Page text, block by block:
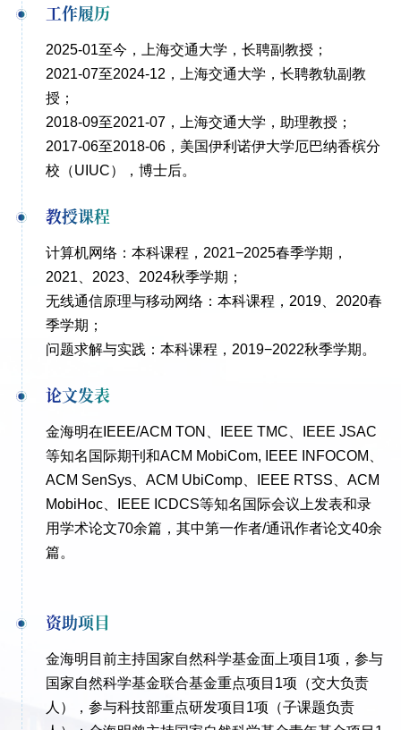
工作履历
2025-01至今，上海交通大学，长聘副教授；
2021-07至2024-12，上海交通大学，长聘教轨副教
授；
2018-09至2021-07，上海交通大学，助理教授；
2017-06至2018-06，美国伊利诺伊大学厄巴纳香槟分
校（UIUC），博士后。
教授课程
计算机网络：本科课程，2021−2025春季学期，
2021、2023、2024秋季学期；
无线通信原理与移动网络：本科课程，2019、2020春
季学期；
问题求解与实践：本科课程，2019−2022秋季学期。
论文发表
金海明在IEEE/ACM TON、IEEE TMC、IEEE JSAC
等知名国际期刊和ACM MobiCom, IEEE INFOCOM、
ACM SenSys、ACM UbiComp、IEEE RTSS、ACM
MobiHoc、IEEE ICDCS等知名国际会议上发表和录
用学术论文70余篇，其中第一作者/通讯作者论文40余
篇。
资助项目
金海明目前主持国家自然科学基金面上项目1项，参与
国家自然科学基金联合基金重点项目1项（交大负责
人），参与科技部重点研发项目1项（子课题负责